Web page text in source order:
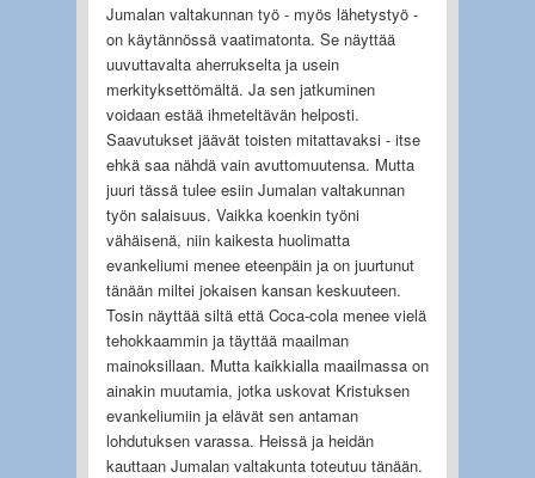
Jumalan valtakunnan työ - myös lähetystyö -
on käytännössä vaatimatonta. Se näyttää
uuvuttavalta aherrukselta ja usein
merkityksettömältä. Ja sen jatkuminen
voidaan estää ihmeteltävän helposti.
Saavutukset jäävät toisten mitattavaksi - itse
ehkä saa nähdä vain avuttomuutensa. Mutta
juuri tässä tulee esiin Jumalan valtakunnan
työn salaisuus. Vaikka koenkin työni
vähäisenä, niin kaikesta huolimatta
evankeliumi menee eteenpäin ja on juurtunut
tänään miltei jokaisen kansan keskuuteen.
Tosin näyttää siltä että Coca-cola menee vielä
tehokkaammin ja täyttää maailman
mainoksillaan. Mutta kaikkialla maailmassa on
ainakin muutamia, jotka uskovat Kristuksen
evankeliumiin ja elävät sen antaman
lohdutuksen varassa. Heissä ja heidän
kauttaan Jumalan valtakunta toteutuu tänään.